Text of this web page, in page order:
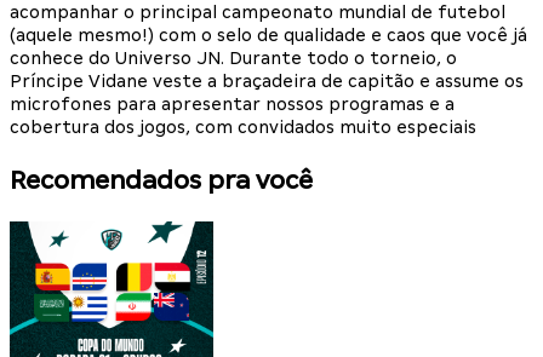
acompanhar o principal campeonato mundial de futebol
(aquele mesmo!) com o selo de qualidade e caos que você já
conhece do Universo JN. Durante todo o torneio, o
Príncipe Vidane veste a braçadeira de capitão e assume os
microfones para apresentar nossos programas e a
cobertura dos jogos, com convidados muito especiais
Recomendados pra você